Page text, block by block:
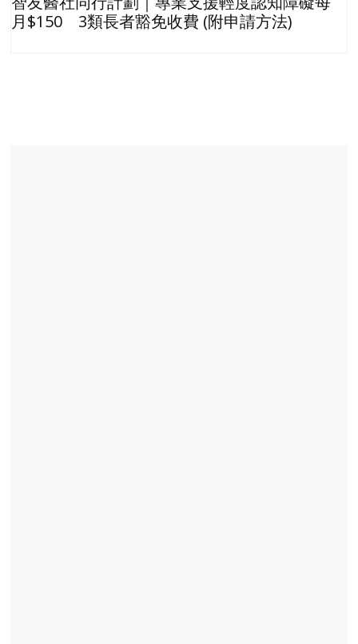
月$150 3類長者豁免收費 (附申請方法)